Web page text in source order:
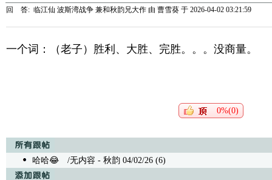
回 答: 临江仙 波斯湾战争 兼和秋韵兄大作 由 曹雪葵 于 2026-04-02 03:21:59
一个词：（老子）胜利、大胜、完胜。。。没商量。
0%(0)
哈哈😂 /无内容 - 秋韵 04/02/26 (6)